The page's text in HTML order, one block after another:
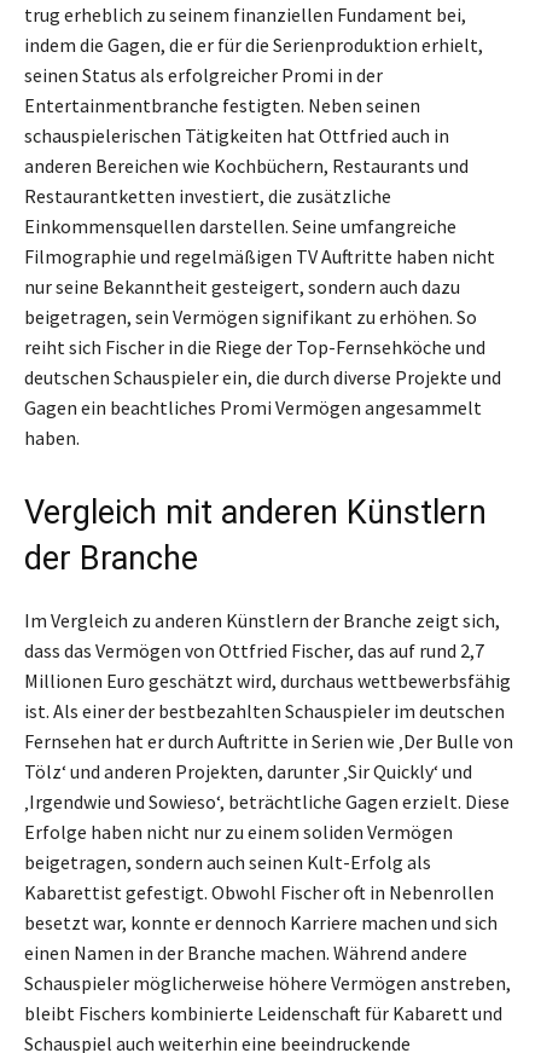
trug erheblich zu seinem finanziellen Fundament bei,
indem die Gagen, die er für die Serienproduktion erhielt,
seinen Status als erfolgreicher Promi in der
Entertainmentbranche festigten. Neben seinen
schauspielerischen Tätigkeiten hat Ottfried auch in
anderen Bereichen wie Kochbüchern, Restaurants und
Restaurantketten investiert, die zusätzliche
Einkommensquellen darstellen. Seine umfangreiche
Filmographie und regelmäßigen TV Auftritte haben nicht
nur seine Bekanntheit gesteigert, sondern auch dazu
beigetragen, sein Vermögen signifikant zu erhöhen. So
reiht sich Fischer in die Riege der Top-Fernsehköche und
deutschen Schauspieler ein, die durch diverse Projekte und
Gagen ein beachtliches Promi Vermögen angesammelt
haben.
Vergleich mit anderen Künstlern
der Branche
Im Vergleich zu anderen Künstlern der Branche zeigt sich,
dass das Vermögen von Ottfried Fischer, das auf rund 2,7
Millionen Euro geschätzt wird, durchaus wettbewerbsfähig
ist. Als einer der bestbezahlten Schauspieler im deutschen
Fernsehen hat er durch Auftritte in Serien wie ‚Der Bulle von
Tölz‘ und anderen Projekten, darunter ‚Sir Quickly‘ und
‚Irgendwie und Sowieso‘, beträchtliche Gagen erzielt. Diese
Erfolge haben nicht nur zu einem soliden Vermögen
beigetragen, sondern auch seinen Kult-Erfolg als
Kabarettist gefestigt. Obwohl Fischer oft in Nebenrollen
besetzt war, konnte er dennoch Karriere machen und sich
einen Namen in der Branche machen. Während andere
Schauspieler möglicherweise höhere Vermögen anstreben,
bleibt Fischers kombinierte Leidenschaft für Kabarett und
Schauspiel auch weiterhin eine beeindruckende